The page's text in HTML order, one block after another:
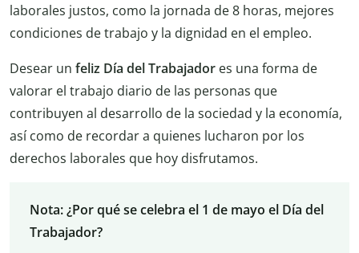
laborales justos, como la jornada de 8 horas, mejores
condiciones de trabajo y la dignidad en el empleo.
Desear un feliz Día del Trabajador es una forma de
valorar el trabajo diario de las personas que
contribuyen al desarrollo de la sociedad y la economía,
así como de recordar a quienes lucharon por los
derechos laborales que hoy disfrutamos.
Nota: ¿Por qué se celebra el 1 de mayo el Día del
Trabajador?